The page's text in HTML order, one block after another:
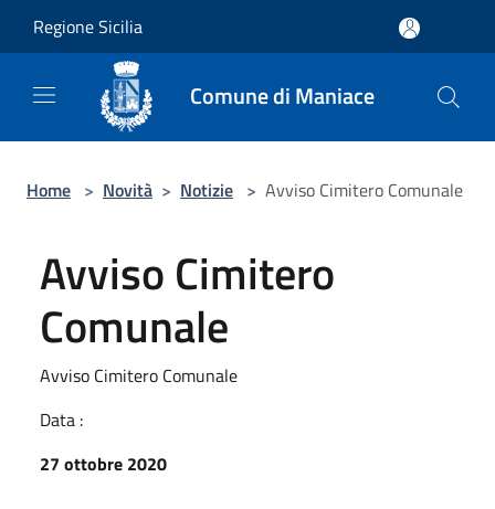
Regione Sicilia
Comune di Maniace
Home > Novità > Notizie > Avviso Cimitero Comunale
Avviso Cimitero
Comunale
Avviso Cimitero Comunale
Data :
27 ottobre 2020